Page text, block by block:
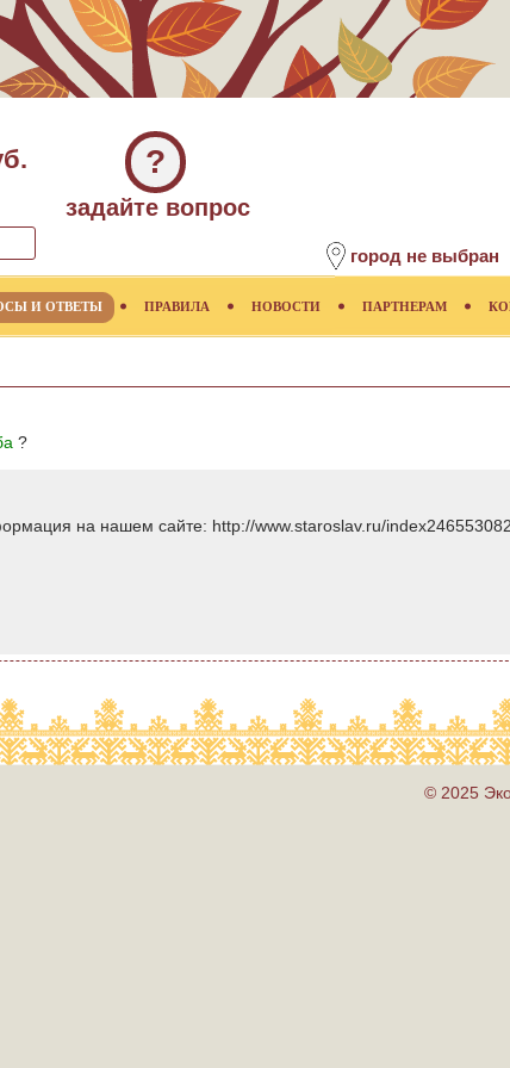
?
задайте вопрос
город не выбран
И ОТВЕТЫ ПРАВИЛА НОВОСТИ ПАРТНЕРАМ
?
на нашем сайте: http://www.staroslav.ru/
© 2025